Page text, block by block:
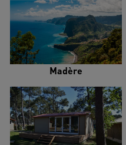
Madère